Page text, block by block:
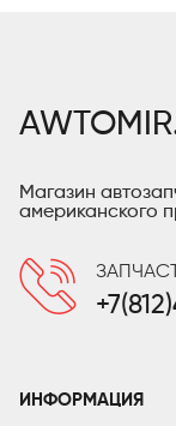
Магазин
американского
ИНФОРМАЦИЯ